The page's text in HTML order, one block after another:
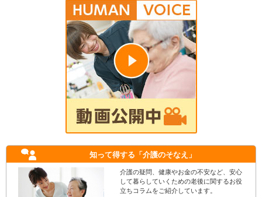
知って得する 「介護のそなえ」
介護の疑問、健康やお金の不安など、安心
して暮らしていくための老後に関するお役
立ちコラムをご紹介しています。